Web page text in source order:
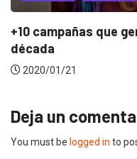
Budweiser revive
2018/06/27
Deja un
You must be logged in to